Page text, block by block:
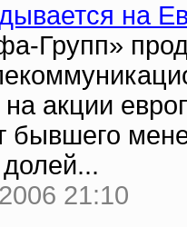
на
Групп»
акции
бывшего
21:10